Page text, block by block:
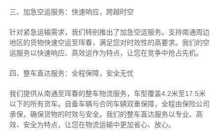
三、加急空运服务：快速响应，跨越时空
针对紧急运输需求，我们特别推出了加急空运服务。支持南通周边
地区的货物快速空运至珲春，满足您对时效性的高要求。我们的空
运服务以快速响应、高效运作为特点，让您在竞争中抢占先机。
四、整车直达服务：全程保障，安全无忧
我们提供从南通至珲春的整车物流服务，车型覆盖4.2米至17.5米
以下的所有货车。自备车辆与合同车辆双重保障，全程由保险公司
承保，确保货物的时效与安全。我们的整车直达服务以专业、高
效、安全为特点，让您在物流运输中更加省心、放心。